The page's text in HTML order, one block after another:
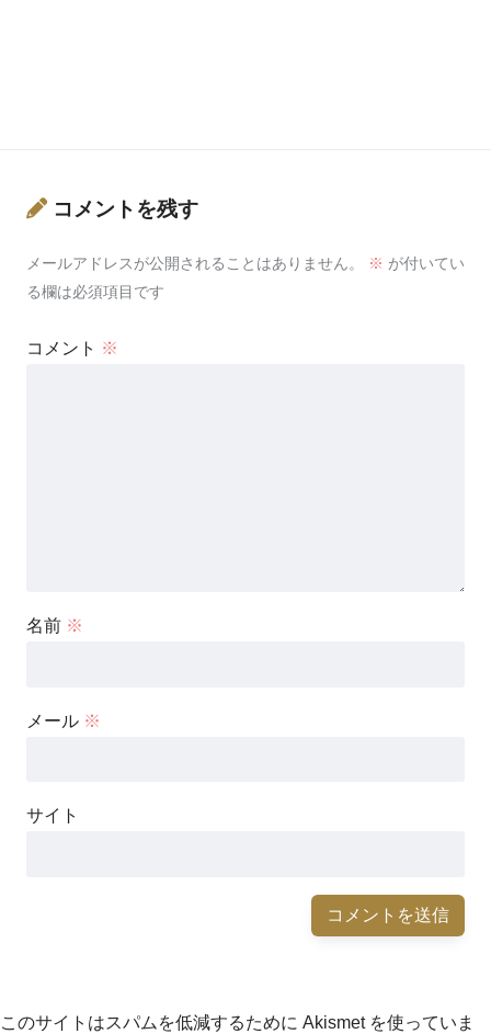
コメントを残す
メールアドレスが公開されることはありません。 ※ が付いてい
る欄は必須項目です
コメント ※
名前 ※
メール ※
サイト
このサイトはスパムを低減するために Akismet を使っていま